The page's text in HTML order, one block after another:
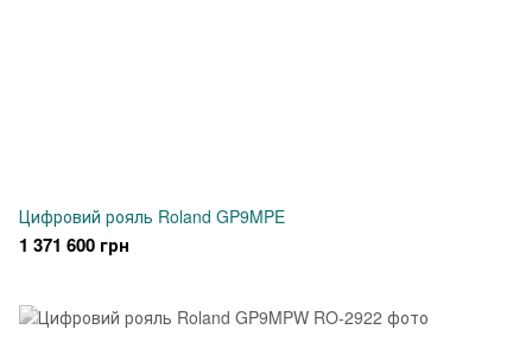
Цифровий рояль Roland GP9MPE
1 371 600 грн